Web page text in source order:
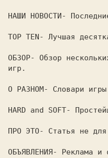
НАШИ НОВОСТИ-
TOP TEN- Лучшая
ОБЗОР- Обзор
игр.
О РАЗНОМ- Словари
HARD and SOFT-
ПРО ЭТО- Статья не
ОБЪЯВЛЕНИЯ- Реклама и